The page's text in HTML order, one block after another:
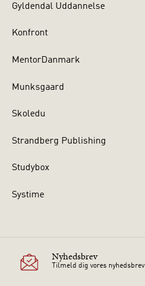
Gyldendal Uddannelse
Konfront
MentorDanmark
Munksgaard
Skoledu
Strandberg Publishing
Studybox
Systime
Nyhedsbrev
Tilmeld dig vores nyhedsbrev